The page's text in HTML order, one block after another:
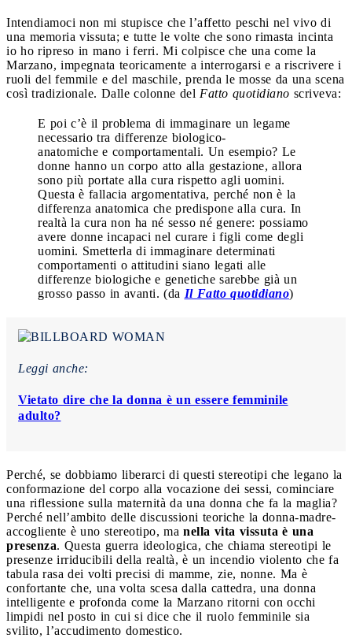
Intendiamoci non mi stupisce che l’affetto peschi nel vivo di
una memoria vissuta; e tutte le volte che sono rimasta incinta
io ho ripreso in mano i ferri. Mi colpisce che una come la
Marzano, impegnata teoricamente a interrogarsi e a riscrivere i
ruoli del femmile e del maschile, prenda le mosse da una scena
così tradizionale. Dalle colonne del Fatto quotidiano scriveva:
E poi c’è il problema di immaginare un legame
necessario tra differenze biologico-
anatomiche e comportamentali. Un esempio? Le
donne hanno un corpo atto alla gestazione, allora
sono più portate alla cura rispetto agli uomini.
Questa è fallacia argomentativa, perché non è la
differenza anatomica che predispone alla cura. In
realtà la cura non ha né sesso né genere: possiamo
avere donne incapaci nel curare i figli come degli
uomini. Smetterla di immaginare determinati
comportamenti o attitudini siano legati alle
differenze biologiche e genetiche sarebbe già un
grosso passo in avanti. (da Il Fatto quotidiano)
Leggi anche:
Vietato dire che la donna è un essere femminile
adulto?
Perché, se dobbiamo liberarci di questi stereotipi che legano la
conformazione del corpo alla vocazione dei sessi, cominciare
una riflessione sulla maternità da una donna che fa la maglia?
Perché nell’ambito delle discussioni teoriche la donna-madre-
accogliente è uno stereotipo, ma nella vita vissuta è una
presenza. Questa guerra ideologica, che chiama stereotipi le
presenze irriducibili della realtà, è un incendio violento che fa
tabula rasa dei volti precisi di mamme, zie, nonne. Ma è
confortante che, una volta scesa dalla cattedra, una donna
intelligente e profonda come la Marzano ritorni con occhi
limpidi nel posto in cui si dice che il ruolo femminile sia
svilito, l’accudimento domestico.